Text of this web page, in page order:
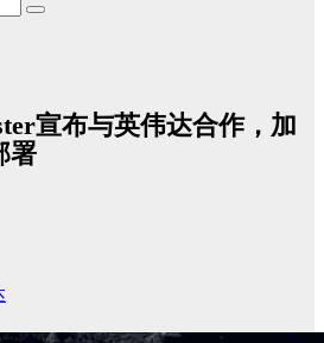
宣布与英伟达合作，加
署